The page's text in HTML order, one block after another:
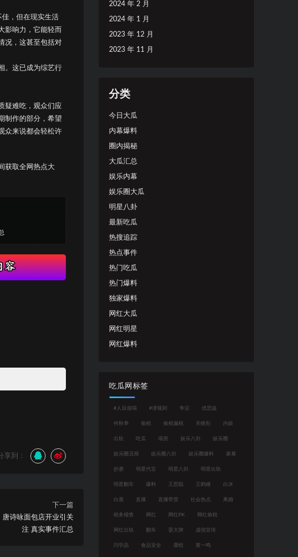
，但在现实生活
影响力，它能轻而
况，这甚至包括对
。这已成为综艺行
疑难吃，观众们应
制作的部分，希望
众来说都会轻松许
获取全网热点大
享到：
下一篇
诗咏面包店开业引关
注 真实事件汇总
2024 年 2 月
2024 年 1 月
2023 年 12 月
2023 年 11 月
分类
今日大瓜
内幕爆料
圈内揭秘
大瓜汇总
娱乐内幕
娱乐圈大瓜
明星八卦
最新吃瓜
热搜追踪
热点事件
热门吃瓜
热门爆料
独家爆料
网红大瓜
网红明星
网红爆料
吃瓜网标签
#人设崩塌 #潜规则 争议 优思益
何秋亊 偷税 偷税漏税 关晓彤 内娱
出轨 吃瓜 塌房 娱乐八卦 娱乐圈
娱乐圈丑闻 娱乐圈八卦 娱乐圈爆料 家暴
抄袭 明星代言 明星八卦 明星出轨
明星翻车 爆料 王思聪 王鹤棣 白冰
白鹿 直播 直播带货 社会热点 离婚
税务稽查 网红 网红PK 网红偷税
网红出轨 翻车 耍大牌 虚假宣传
闫学晶 食品安全 鹿晗 黄一鸣